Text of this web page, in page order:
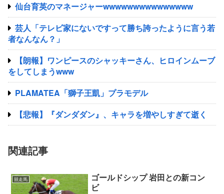
仙台育英のマネージャーwwwwwwwwwwwwwww
芸人「テレビ家にないですって勝ち誇ったように言う若
者なんなん？」
【朗報】ワンピースのシャッキーさん、ヒロインムーブ
をしてしまうwww
PLAMATEA「獅子王凱」プラモデル
【悲報】『ダンダダン』、キャラを増やしすぎて逝く
関連記事
競走馬
ゴールドシップ 岩田との新コン
ビ